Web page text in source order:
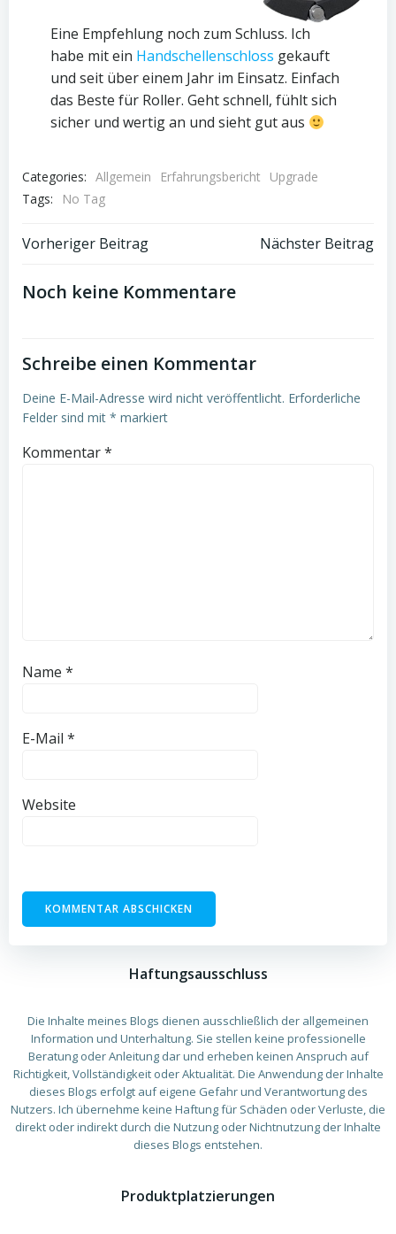
Eine Empfehlung noch zum Schluss. Ich
habe mit ein Handschellenschloss gekauft
und seit über einem Jahr im Einsatz. Einfach
das Beste für Roller. Geht schnell, fühlt sich
sicher und wertig an und sieht gut aus
Categories: Allgemein Erfahrungsbericht
Upgrade
Tags:
No Tag
Beitrags-
Navigation
Vorheriger Beitrag
Beitrags-
Navigation
Nächster Beitrag
Noch keine Kommentare
Schreibe einen Kommentar
Deine E-Mail-Adresse wird nicht veröffentlicht. Erforderliche
Felder sind mit * markiert
Kommentar*
Name *
E-Mail *
Website
Haftungsausschluss
Die Inhalte meines Blogs dienen ausschließlich der allgemeinen
Information und Unterhaltung. Sie stellen keine professionelle
Beratung oder Anleitung dar und erheben keinen Anspruch auf
Richtigkeit, Vollständigkeit oder Aktualität. Die Anwendung der Inhalte
dieses Blogs erfolgt auf eigene Gefahr und Verantwortung des
Nutzers. Ich übernehme keine Haftung für Schäden oder Verluste, die
direkt oder indirekt durch die Nutzung oder Nichtnutzung der Inhalte
dieses Blogs entstehen.
Produktplatzierungen